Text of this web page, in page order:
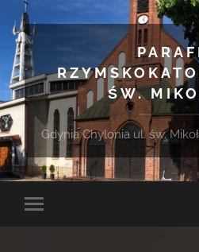
ŚW.
Gdynia Chylonia ul. św.
Toggle